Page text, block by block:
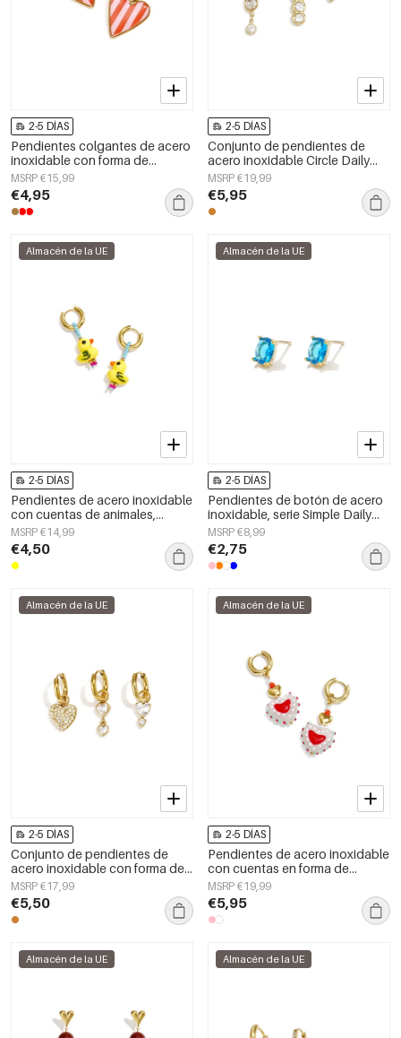
2-5 DÍAS
Pendientes colgantes de acero
inoxidable con forma de
corazón, sencillos, de la serie
Daily Simple, joyería para mujer.
MSRP €15,99
€4,95
2-5 DÍAS
Conjunto de pendientes de
acero inoxidable Circle Daily
Daily Simple Series Joyería para
mujer
MSRP €19,99
€5,95
Almacén de la UE
2-5 DÍAS
Pendientes de acero inoxidable
con cuentas de animales,
lindos, de la serie Daily Simple,
joyería para mujer.
MSRP €14,99
€4,50
Almacén de la UE
2-5 DÍAS
Pendientes de botón de acero
inoxidable, serie Simple Daily
Simple, joyería para mujer
MSRP €8,99
€2,75
Almacén de la UE
2-5 DÍAS
Conjunto de pendientes de
acero inoxidable con forma de
corazón, serie Simple Simple,
joyería para mujer
MSRP €17,99
€5,50
Almacén de la UE
2-5 DÍAS
Pendientes de acero inoxidable
con cuentas en forma de
corazón, lindos, de la serie Daily
Simple, joyería para mujer
MSRP €19,99
€5,95
Almacén de la UE Almacén de la UE